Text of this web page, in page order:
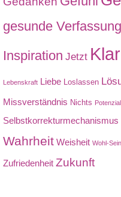
gesunde Verfassung
Inspiration Jetzt
Lebenskraft Liebe Loslassen
Missverständnis Nichts Potenzial
Selbstkorrekturmechanismus
Wahrheit Weisheit Wohl-Sein
Zufriedenheit Zukunft